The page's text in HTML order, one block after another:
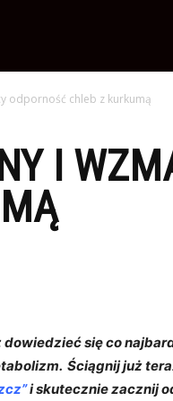
odporność chleb z kurkumą
I
się co
Ściągnij już
i skutecznie zacznij